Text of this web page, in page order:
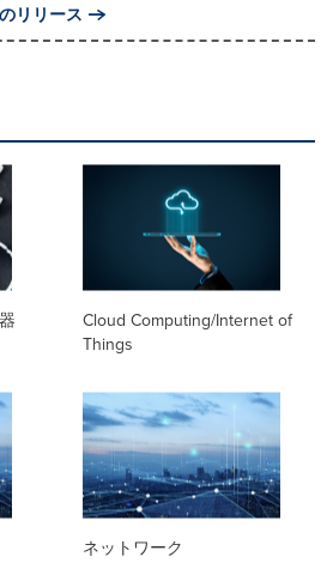
リリース
Cloud Computing/Internet of
Things
ネットワーク